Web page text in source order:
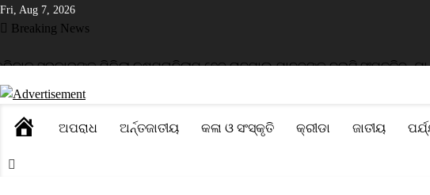
Skip
to
Fri, Aug 7, 2026
Breaking News
ସରକାରଙ୍କୁ ମିଳିଲା କ୍ଷମତାନିଲାମ ହେବ ରାଜପାଲ ଯାଦବଙ୍କ ଦୁଇଟି ସଂପତ୍ତିବନ୍ୟା
HOMEଅପରାଧ ଅର୍ନ୍ତଜାତୀୟ କଳା ଓ ସଂସ୍କୃତି କ୍ରୀଡା ଜାତୀୟ